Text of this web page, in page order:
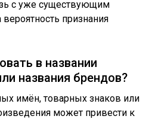
с уже существующим
признания
в названии
названия брендов?
имён, товарных знаков или
может привести к